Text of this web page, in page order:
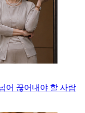
어 끊어내야 할 사람